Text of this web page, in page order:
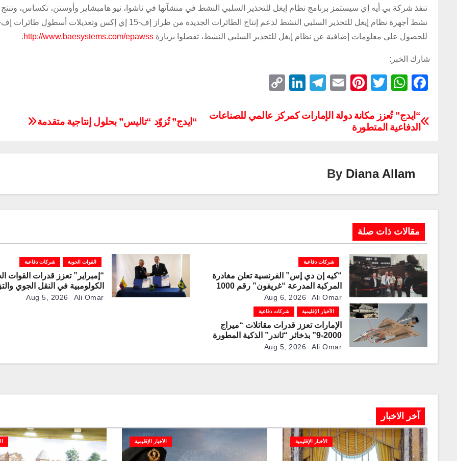
تنفذ شركة بي أيه إي سيستمز برنامج نظام إيغل للتحذير السلبي النشط في منشآتها في ناشوا، نيو هامبشاير وأوستن، تكساس،
للحصول على معلومات إضافية عن نظام إيغل للتحذير السلبي النشط، تفضلوا بزيارة http://www.baesystems.com/epawss
.
شارك الخبر:
F
c
e
o
k
W
at
s
p
T
tt
er
Pi
er
E
ail
T
e
Li
k
p
“ايدج” تُزوّد “تاليس” بحلول إنتاجية متقدمة
“ايدج” تُعزز مكانة دولة الإمارات كمركز عالمي للصناعات
الدفاعية المتطورة
By Diana Allam
مقالات ذات صلة
شركات دفاعية
“كيه إن دي إس” الفرنسية تعلن مغادرة
المركبة المدرعة “غريفون” رقم 1000
لخط الإنتاج Aug 6, 2026 Ali Omar
القوات الجوية شركات دفاعية
“إمبراير” تعزز قدرات القوات
الكولومبية في النقل الجوي
بالوقود جوًا من خلال تزويدها
Aug 5, 2026 Ali Omar
الأخبار الإقليمية شركات دفاعية
الإمارات تعزز قدرات مقاتلات “ميراج
2000-9” بذخائر “ثاندر” الذكية المطورة
محليًا
Aug 5, 2026 Ali Omar
آخر الاخبار
الأخبار الإقليمية الأخبار الإقليمية